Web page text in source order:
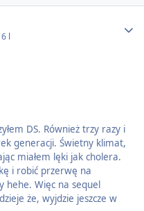
l
DS. Również trzy razy i
generacji. Świetny klimat,
miałem lęki jak cholera.
i robić przerwę na
hehe. Więc na sequel
że, wyjdzie jeszcze w